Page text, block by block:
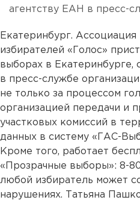
агентству ЕАН в пресс-
Екатеринбург.
избирателей «Голос»
выборах в Екатеринбурге,
в пресс-службе
не только за процессом
организацией передачи и
участковых комиссий в
данных в систему «ГАС-
Кроме того, работает
«Прозрачные выборы»: 8-
любой избиратель может
нарушениях. Татьяна